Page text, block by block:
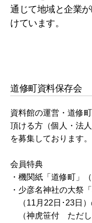
通じて地域と企業
けています。
道修町資料保存会
資料館の運営・道修
頂ける方（個人・法
を募集しております。
会員特典
・機関紙「道修町」
・少彦名神社の大祭「
（11月22日･23日）
（神虎笹付 ただし